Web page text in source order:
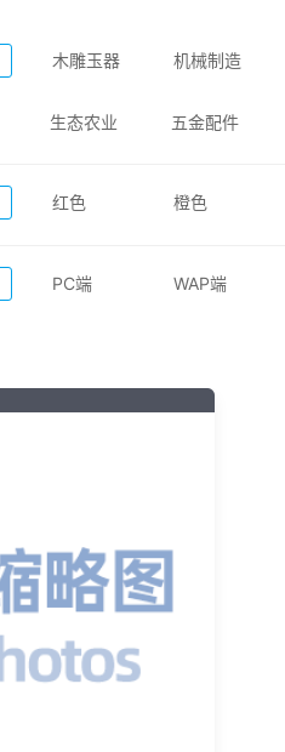
木雕玉器 机械制造
生态农业 五金配件
红色 橙色
PC端 WAP端